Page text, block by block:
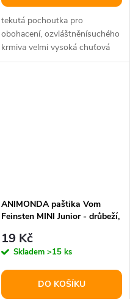
tekutá pochoutka pro
obohacení, ozvláštněnísuchého
krmiva velmi vysoká chuťová
přitažlivost skvělý efekt
ANIMONDA paštika Vom
Feinsten MINI Junior - drůbeží,
g
19 Kč
Skladem >15 ks
DO KOŠÍKU